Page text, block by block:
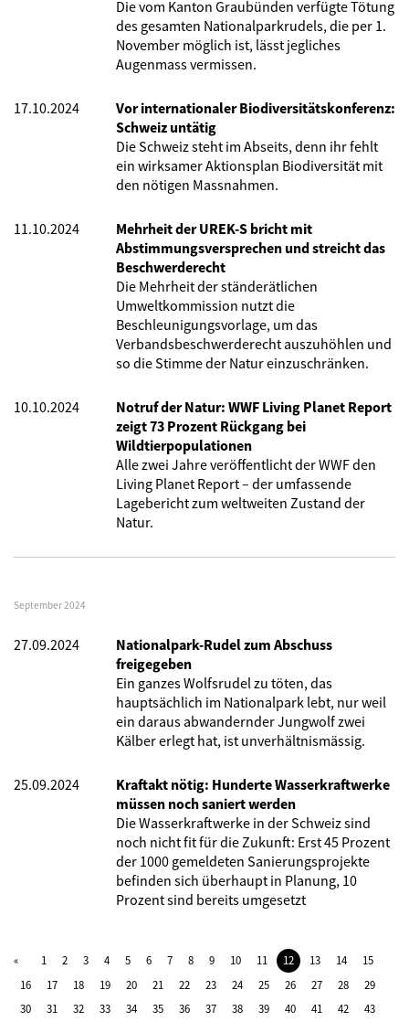
Die vom Kanton Graubünden verfügte Tötung
des gesamten Nationalparkrudels, die per 1.
November möglich ist, lässt jegliches
Augenmass vermissen.
17.10.2024
Vor internationaler Biodiversitätskonferenz:
Schweiz untätig
Die Schweiz steht im Abseits, denn ihr fehlt
ein wirksamer Aktionsplan Biodiversität mit
den nötigen Massnahmen.
11.10.2024
Mehrheit der UREK-S bricht mit
Abstimmungsversprechen und streicht das
Beschwerderecht
Die Mehrheit der ständerätlichen
Umweltkommission nutzt die
Beschleunigungsvorlage, um das
Verbandsbeschwerderecht auszuhöhlen und
so die Stimme der Natur einzuschränken.
10.10.2024
Notruf der Natur: WWF Living Planet Report
zeigt 73 Prozent Rückgang bei
Wildtierpopulationen
Alle zwei Jahre veröffentlicht der WWF den
Living Planet Report – der umfassende
Lagebericht zum weltweiten Zustand der
Natur.
September 2024
27.09.2024
Nationalpark-Rudel zum Abschuss
freigegeben
Ein ganzes Wolfsrudel zu töten, das
hauptsächlich im Nationalpark lebt, nur weil
ein daraus abwandernder Jungwolf zwei
Kälber erlegt hat, ist unverhältnismässig.
25.09.2024
Kraftakt nötig: Hunderte Wasserkraftwerke
müssen noch saniert werden
Die Wasserkraftwerke in der Schweiz sind
noch nicht fit für die Zukunft: Erst 45 Prozent
der 1000 gemeldeten Sanierungsprojekte
befinden sich überhaupt in Planung, 10
Prozent sind bereits umgesetzt
1 2 3 4 5 6 7 8 9 10 11 12 13 14
15
16
17 18 19 20 21 22 23 24 25 26 27 28
29
30
31 32 33 34 35 36 37 38 39 40 41 42
43